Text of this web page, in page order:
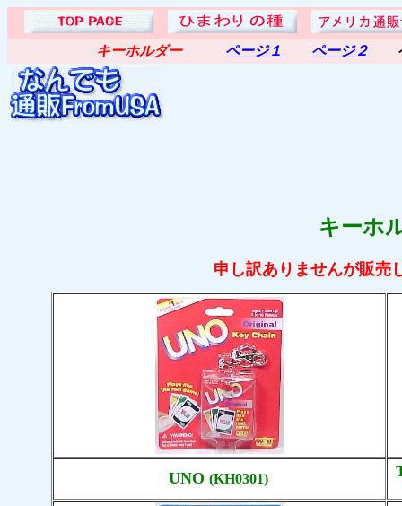
キーホルダー ページ１ ページ２
キーホ
申し訳ありませんが販売
UNO(KH0301)